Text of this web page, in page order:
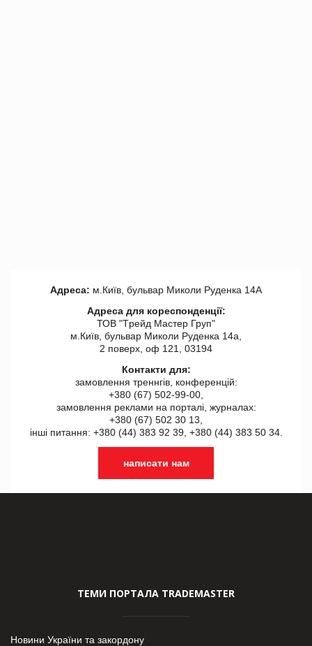
Адреса: м.Київ, бульвар Миколи Руденка 14А
Адреса для кореспонденції:
ТОВ "Tрейд Мастер Груп"
м.Київ, бульвар Миколи Руденка 14а,
2 поверх, оф 121, 03194
Контакти для:
замовлення треннгів, конференцій:
+380 (67) 502-99-00,
замовлення реклами на порталі, журналах:
+380 (67) 502 30 13,
інші питання: +380 (44) 383 92 39, +380 (44) 383 50 34.
написати нам
ТЕМИ ПОРТАЛА TRADEMASTER
Новини України та закордону